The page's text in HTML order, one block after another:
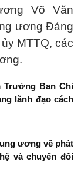
Võ Văn
ương Đảng
MTTQ, các
Trưởng Ban Chỉ
lãnh đạo cách
ương về phát
và chuyển đổi